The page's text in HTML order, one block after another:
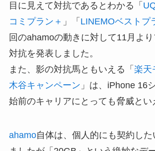
目に見えて対抗であるとわかる「
コミプラン＋ 」「 LINEMOベストプ
回のahamoの動きに対して11月よ
対抗を発表しました。
また、影の対抗馬ともいえる「 楽天
木谷キャンペーン 」は、iPhone 16
始前のキャリアにとっても脅威とい
ahamo自体は、個人的にも契約した